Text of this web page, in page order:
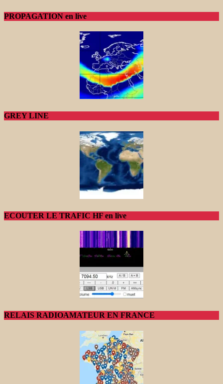
PROPAGATION en live
GREY LINE
ECOUTER LE TRAFIC HF en live
RELAIS RADIOAMATEUR EN FRANCE